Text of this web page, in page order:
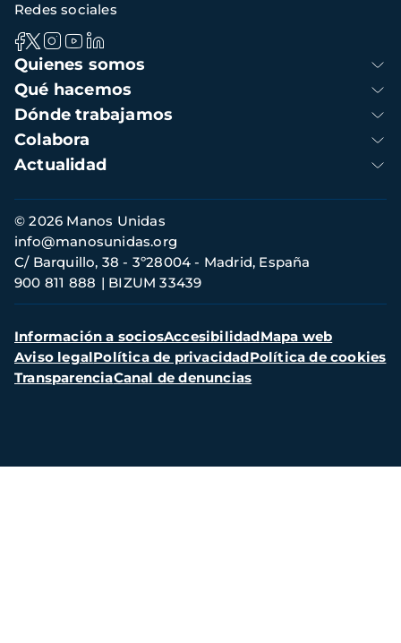
Navegación
principal
Quienes somos
Qué hacemos
Dónde trabajamos
Colabora
Actualidad
Redes sociales
Información
de
contacto
© 2026 Manos Unidas
C/ Barquillo, 38 - 3º28004 - Madrid, España
900 811 888
BIZUM 33439
info@manosunidas.org
Menú
secundario
Información a sociosAccesibilidadMapa web
Aviso legalPolítica de privacidadPolítica de cookies
TransparenciaCanal de denuncias